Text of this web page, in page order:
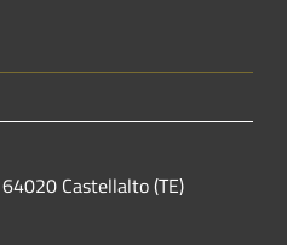
Castellalto (TE)